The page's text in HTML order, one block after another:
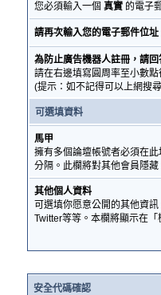
您必須輸入一個 真實的電子
請再次輸入您的電子郵件位址
為防止廣告機器人註冊，請回
請在右邊填寫圓周率至小數點
(提示：如不記得可以上網搜
可選填資料
馬甲
擁有多個論壇帳號者必須在
分隔。此欄將對其他會員隱藏
其他個人資料
可選填你愿意公開的其他資
Twitter等等。本欄將顯示在「
安全代碼確認